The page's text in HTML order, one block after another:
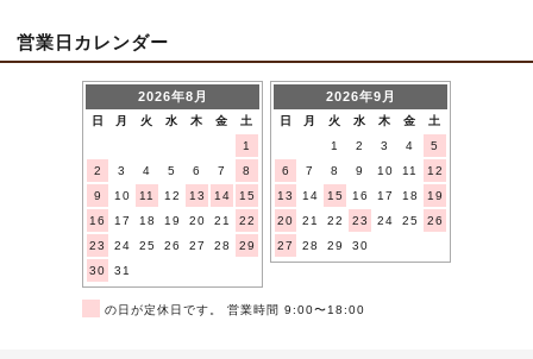
営業日カレンダー
2026年8月
日 月 火 水 木 金
土
1
2
3 4 5 6 7
8
9
10 11 12 13 14
15
16
17 18 19 20 21
22
23
24 25 26 27 28
29
30
31
2026年9月
日 月 火 水 木 金
土
1
2 3 4
5
6
7 8 9 10 11
12
13
14 15 16 17 18
19
20
21 22 23 24 25
26
27
28 29 30
の日が定休日です。 営業時間 9:00〜18:00